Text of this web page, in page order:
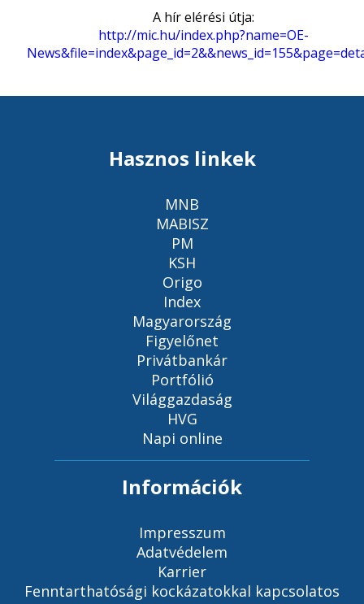
A hír elérési útja:
http://mic.hu/index.php?name=OE-
Hasznos linkek
MNB
MABISZ
PM
KSH
Origo
Index
Magyarország
Figyelőnet
Privátbankár
Portfólió
Világgazdaság
HVG
Napi online
Információk
Impresszum
Adatvédelem
Karrier
Fenntarthatósági kockázatokkal kapcsolatos